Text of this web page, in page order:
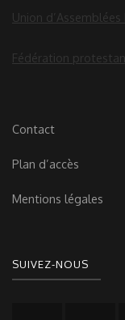
Union
Fédération
Contact
Plan d’accès
Mentions légales
SUIVEZ-NOUS